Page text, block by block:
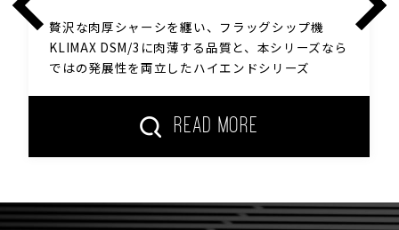
贅沢な肉厚シャーシを纏い、フラッグシップ機
KLIMAX DSM/3に肉薄する品質と、本シリーズなら
ではの発展性を両立したハイエンドシリーズ
READ MORE